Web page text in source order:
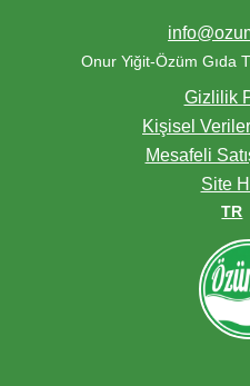
Onur Yiğit-Özüm Gıda
Gizlilik
Kişisel
Mesafeli
Site
TR